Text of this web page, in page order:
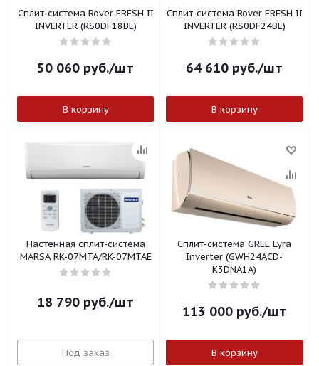
Сплит-система Rover FRESH II
INVERTER (RS0DF18BE)
50 060 руб./шт
В корзину
Сплит-система Rover FRESH II
INVERTER (RS0DF24BE)
64 610 руб./шт
В корзину
Настенная сплит-система
MARSA RK-07MTA/RK-07MTAE
18 790 руб./шт
Под заказ
Сплит-система GREE Lyra
Inverter (GWH24ACD-
K3DNA1A)
113 000руб./шт
В корзину